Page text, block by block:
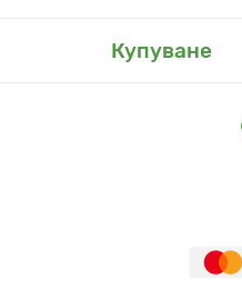
Купуване